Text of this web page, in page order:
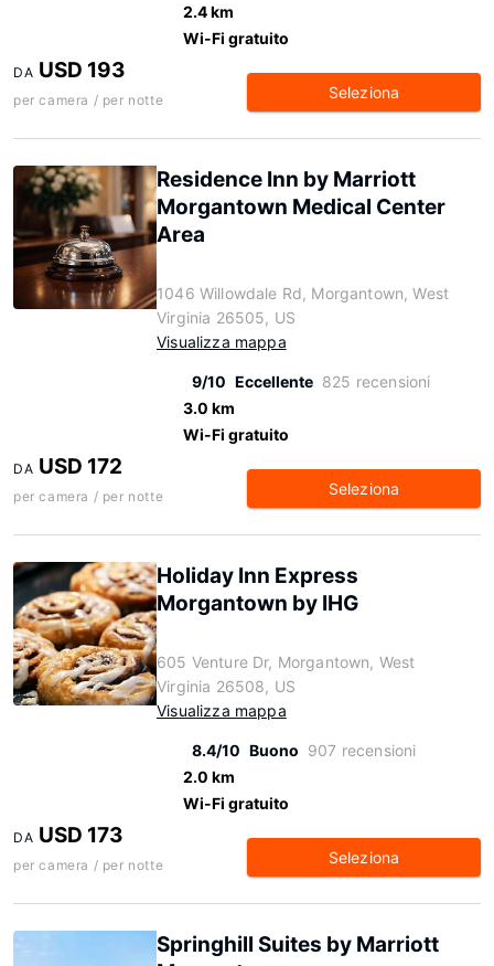
2.4 km
Wi-Fi gratuito
DA USD 193
per camera / per notte Seleziona
Residence Inn by Marriott
Morgantown Medical Center
Area
1046 Willowdale Rd, Morgantown, West
Virginia 26505, US
Visualizza mappa
9/10 Eccellente 825 recensioni
3.0 km
Wi-Fi gratuito
DA USD 172
per camera / per notte Seleziona
Holiday Inn Express
Morgantown by IHG
605 Venture Dr, Morgantown, West
Virginia 26508, US
Visualizza mappa
8.4/10 Buono 907 recensioni
2.0 km
Wi-Fi gratuito
DA USD 173
per camera / per notte Seleziona
Springhill Suites by Marriott